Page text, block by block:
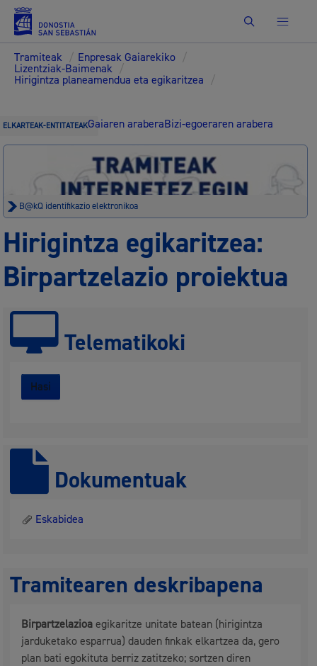
Bilatu
Tramiteak / Enpresak Gaiarekiko /
Lizentziak-Baimenak /
Hirigintza planeamendua eta egikaritzea /
ELKARTEAK-ENTITATEAKGaiaren araberaBizi-egoeraren arabera
B@kQ identifikazio elektronikoa
Hirigintza egikaritzea:
Birpartzelazio proiektua
Telematikoki
Hasi
Dokumentuak
Eskabidea
Tramitearen deskribapena
Birpartzelazioaegikaritze unitate batean (hirigintza
jarduketako esparrua) dauden finkak elkartzea da, gero
plan bati egokituta berriz zatitzeko; sortzen diren